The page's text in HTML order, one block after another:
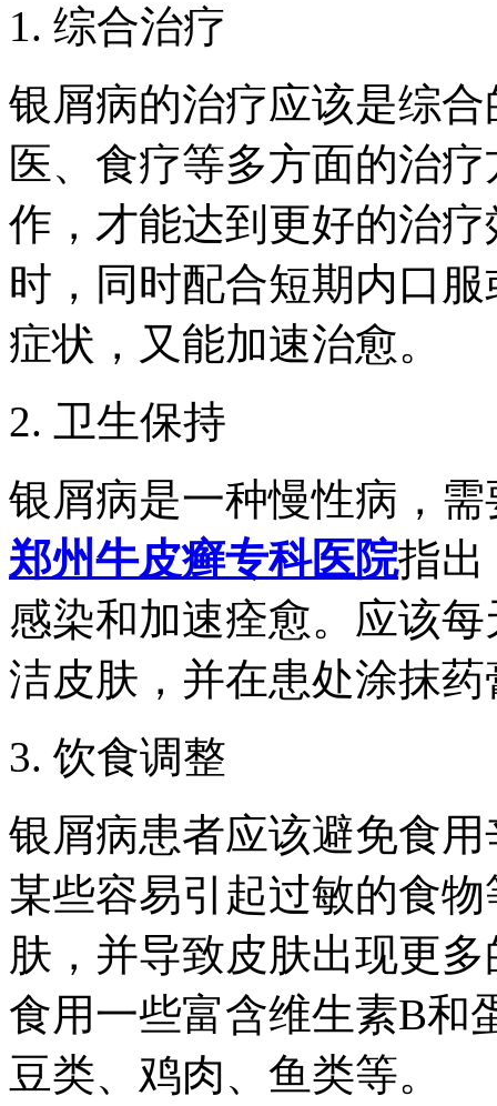
1. 综合治疗
银屑病的治疗应该是综
医、食疗等多方面的治
作，才能达到更好的治
时，同时配合短期内口
症状，又能加速治愈。
2. 卫生保持
银屑病是一种慢性病，
郑州牛皮癣专科医院指出
感染和加速痊愈。应该
洁皮肤，并在患处涂抹
3. 饮食调整
银屑病患者应该避免食
某些容易引起过敏的食
肤，并导致皮肤出现更
食用一些富含维生素B和
豆类、鸡肉、鱼类等。